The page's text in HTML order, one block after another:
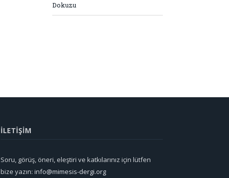
Dokuzu
İLETİŞİM
Soru, görüş, öneri, eleştiri ve katkılarınız için lütfen
bize yazın: info@mimesis-dergi.org